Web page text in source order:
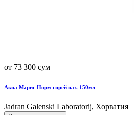
от 73 300 сум
Аква Марис Норм спрей наз. 150мл
Jadran Galenski Laboratorij, Хорватия